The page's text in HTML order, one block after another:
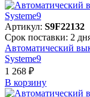
Артикул: S9F22132
Срок поставки: 2
Автоматический
Systeme9
1 268 ₽
В корзинy